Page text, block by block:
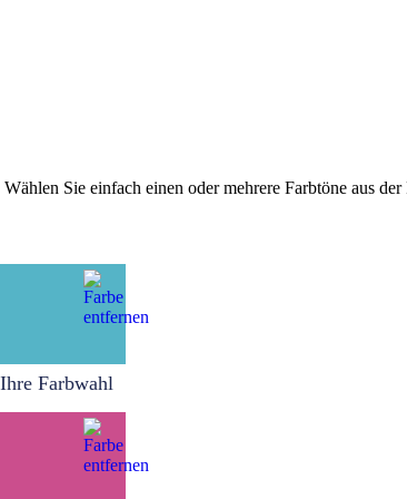
Sie einfach einen oder mehrere Farbtöne aus
Ihre Farbwahl